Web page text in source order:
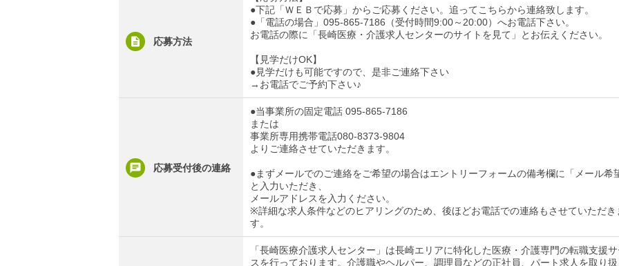
応募方法
●下記「ＷＥＢで応募」からご応募ください。追ってこちらから連絡致します。
●「電話の場合」095-865-7186（受付時間9:00～20:00）へお電話下さい。
お電話の際に「長崎医療・介護求人センターのサイトを見て」とお伝えください。
【見学だけOK】
●見学だけも可能ですので、是非ご連絡下さい
→お電話でご予約下さい♪
応募受付後の連絡
●当事業所の固定電話 095-865-7186
または
事業所専用携帯電話080-8373-9804
よりご連絡させていただきます。
●まずメールでのご連絡をご希望の場合はエントリーフォームの備考欄に「メール希
と入力いただき、
メールアドレスを入力ください。
※詳細な求人条件などのヒアリングのため、後ほどお電話での連絡もさせていただき
す。
「長崎医療介護求人センター」は長崎エリアに特化した医療・介護専門の転職支援
スを行っております。介護職やヘルパー、調理員などの正社員、パート求人を取り